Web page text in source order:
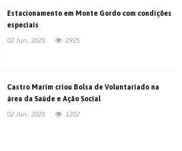
Estacionamento em Monte Gordo com condições
especiais
02 Jun., 2025
2925
Castro Marim criou Bolsa de Voluntariado na
área da Saúde e Ação Social
02 Jun., 2025
1202